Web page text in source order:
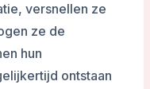
versnellen ze
ze de
hun
ontstaan